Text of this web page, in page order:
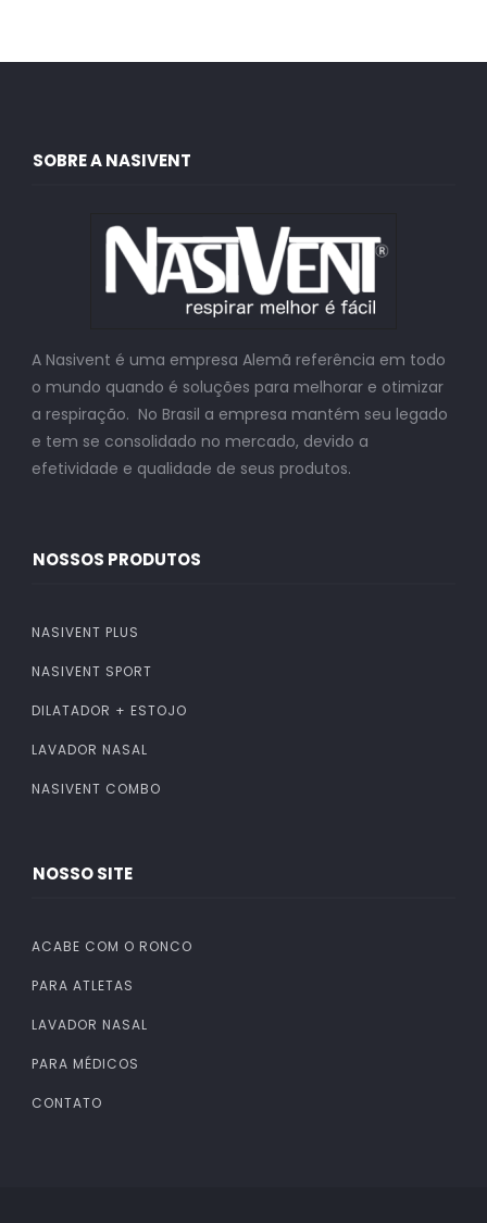
SOBRE A NASIVENT
A Nasivent é uma empresa Alemã referência em todo
o mundo quando é soluções para melhorar e otimizar
a respiração. No Brasil a empresa mantém seu legado
e tem se consolidado no mercado, devido a
efetividade e qualidade de seus produtos.
NOSSOS PRODUTOS
NASIVENT PLUS
NASIVENT SPORT
DILATADOR + ESTOJO
LAVADOR NASAL
NASIVENT COMBO
NOSSO SITE
ACABE COM O RONCO
PARA ATLETAS
LAVADOR NASAL
PARA MÉDICOS
CONTATO